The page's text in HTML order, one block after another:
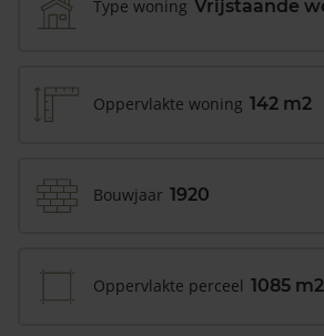
Type woning Vrijstaande
Oppervlakte woning 142 m2
Bouwjaar 1920
Oppervlakte perceel 1085 m2